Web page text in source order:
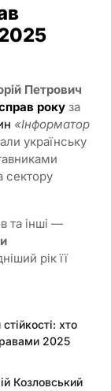
Петрович
рокуза
«Інформатор
українську
сектору
та інші —
рік її
хто
2025
Козловський